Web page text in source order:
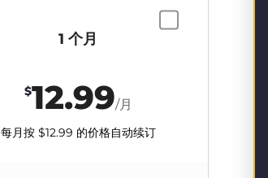
1 个月
$12.99/月
每月按 $12.99 的价格自动续订